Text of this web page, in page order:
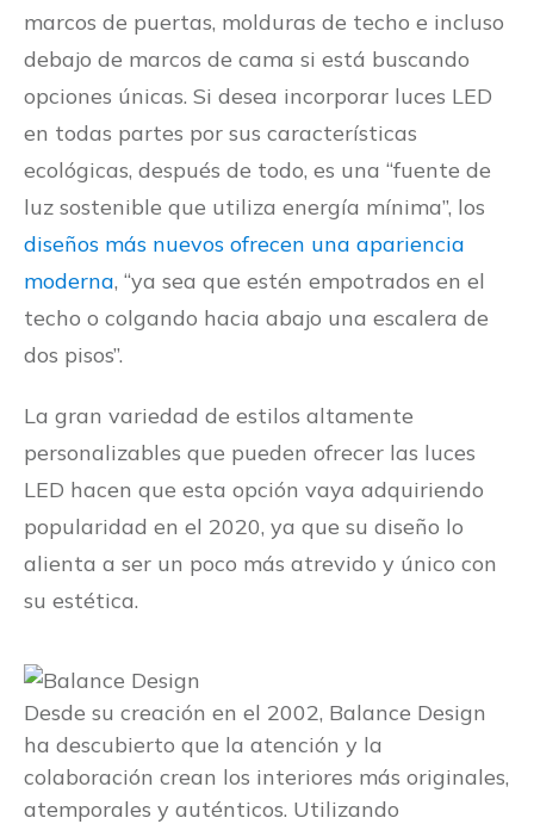
marcos de puertas, molduras de techo e incluso
debajo de marcos de cama si está buscando
opciones únicas. Si desea incorporar luces LED
en todas partes por sus características
ecológicas, después de todo, es una “fuente de
luz sostenible que utiliza energía mínima”, los
diseños más nuevos ofrecen una apariencia
moderna, “ya sea que estén empotrados en el
techo o colgando hacia abajo una escalera de
dos pisos”.
La gran variedad de estilos altamente
personalizables que pueden ofrecer las luces
LED hacen que esta opción vaya adquiriendo
popularidad en el 2020, ya que su diseño lo
alienta a ser un poco más atrevido y único con
su estética.
Desde su creación en el 2002, Balance Design
ha descubierto que la atención y la
colaboración crean los interiores más originales,
atemporales y auténticos. Utilizando